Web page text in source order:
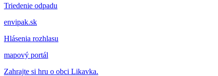
Triedenie odpadu
envipak.sk
Hlásenia rozhlasu
mapový portál
Zahrajte si hru o obci Likavka.